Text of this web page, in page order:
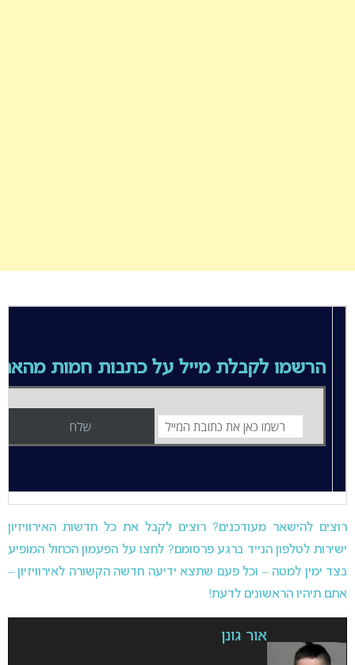
הרשמו לקבלת מייל על כתבות חמות
רוצים להישאר מעודכנים? רוצים לקבל את כל חדשות האירוויזיון
ישירות לטלפון הנייד ברגע פרסומם? לחצו על הפעמון הכחול המופיע
בצד ימין למטה – וכל פעם שתצא ידיעה חדשה הקשורה לאירוויזיון –
אתם תיהיו הראשונים לדעת!
אור גונן